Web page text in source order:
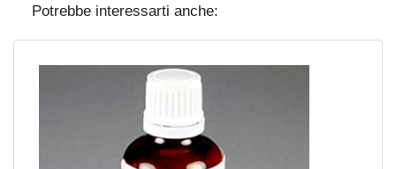
Potrebbe interessarti anche: